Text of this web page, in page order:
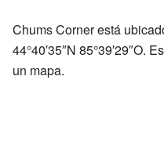
Chums Corner está
44°40′35″N 85°39′29″O.
un mapa.